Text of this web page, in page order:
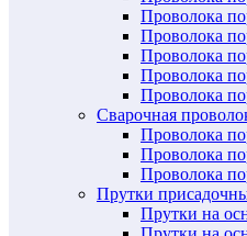
Проволока
Проволока
Проволока
Проволока
Проволока
Сварочная
Проволока
Проволока
Проволока
Прутки
Прутки на